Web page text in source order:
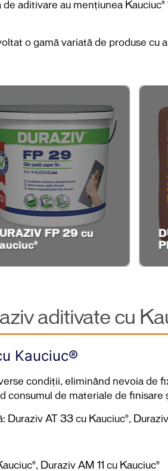
de aditivare au mențiunea Kauciuc
o gamă variată de produse cu
DURAZIV EXPERT
PM 45
aditivate cu
Kauciuc®
condiții, eliminând nevoia
consumul de materiale de
AT 33 cu Kauciuc®,
Duraziv AM 11 cu Kauciuc®